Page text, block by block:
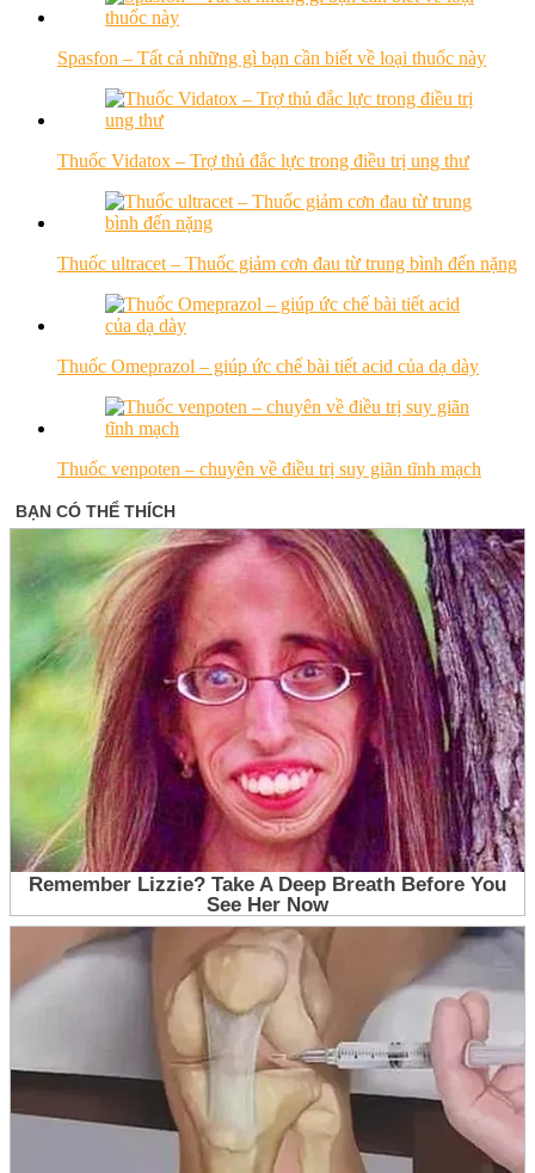
Spasfon – Tất cả những gì bạn cần biết về loại thuốc này
Thuốc Vidatox – Trợ thủ đắc lực trong điều trị ung thư
Thuốc ultracet – Thuốc giảm cơn đau từ trung bình đến nặng
Thuốc Omeprazol – giúp ức chế bài tiết acid của dạ dày
Thuốc venpoten – chuyên về điều trị suy giãn tĩnh mạch